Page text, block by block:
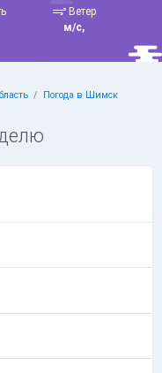
Ветер
м/с,
Погода в Шимск